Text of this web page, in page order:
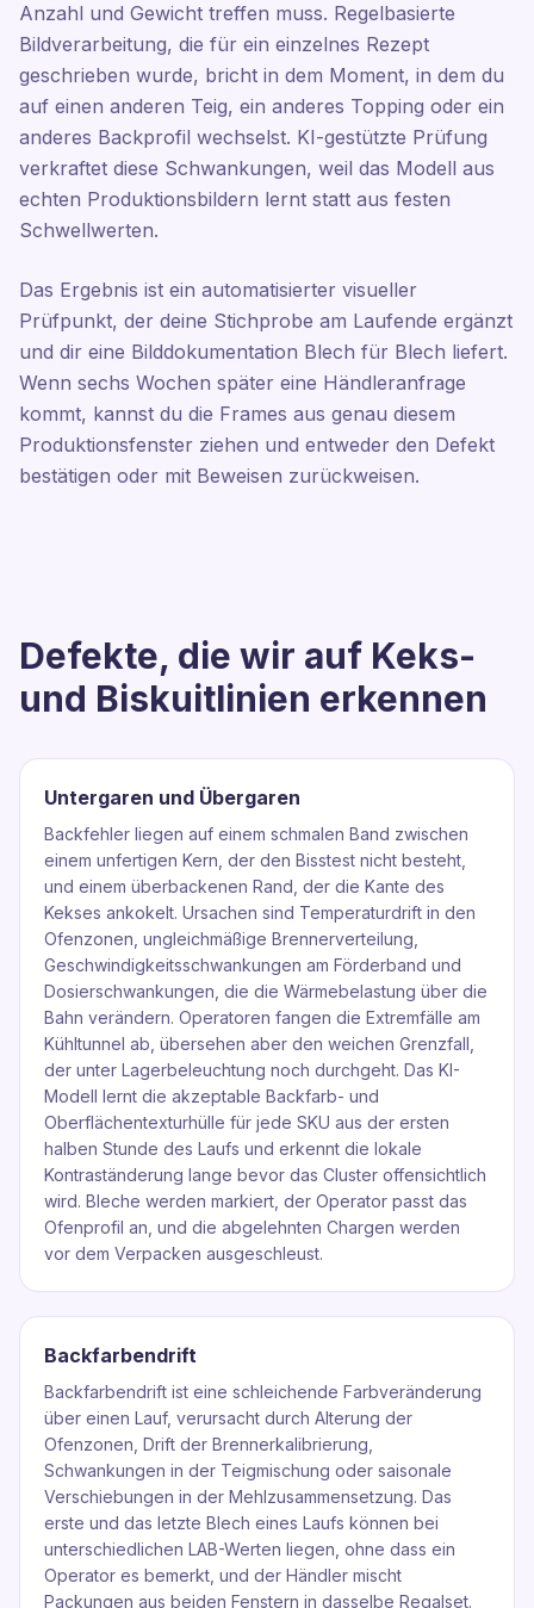
Anzahl und Gewicht treffen muss. Regelbasierte
Bildverarbeitung, die für ein einzelnes Rezept
geschrieben wurde, bricht in dem Moment, in dem du
auf einen anderen Teig, ein anderes Topping oder ein
anderes Backprofil wechselst. KI-gestützte Prüfung
verkraftet diese Schwankungen, weil das Modell aus
echten Produktionsbildern lernt statt aus festen
Schwellwerten.
Das Ergebnis ist ein automatisierter visueller
Prüfpunkt, der deine Stichprobe am Laufende ergänzt
und dir eine Bilddokumentation Blech für Blech liefert.
Wenn sechs Wochen später eine Händleranfrage
kommt, kannst du die Frames aus genau diesem
Produktionsfenster ziehen und entweder den Defekt
bestätigen oder mit Beweisen zurückweisen.
Defekte, die wir auf Keks-
und Biskuitlinien erkennen
Untergaren und Übergaren
Backfehler liegen auf einem schmalen Band zwischen
einem unfertigen Kern, der den Bisstest nicht besteht,
und einem überbackenen Rand, der die Kante des
Kekses ankokelt. Ursachen sind Temperaturdrift in den
Ofenzonen, ungleichmäßige Brennerverteilung,
Geschwindigkeitsschwankungen am Förderband und
Dosierschwankungen, die die Wärmebelastung über die
Bahn verändern. Operatoren fangen die Extremfälle am
Kühltunnel ab, übersehen aber den weichen Grenzfall,
der unter Lagerbeleuchtung noch durchgeht. Das KI-
Modell lernt die akzeptable Backfarb- und
Oberflächentexturhülle für jede SKU aus der ersten
halben Stunde des Laufs und erkennt die lokale
Kontraständerung lange bevor das Cluster offensichtlich
wird. Bleche werden markiert, der Operator passt das
Ofenprofil an, und die abgelehnten Chargen werden
vor dem Verpacken ausgeschleust.
Backfarbendrift
Backfarbendrift ist eine schleichende Farbveränderung
über einen Lauf, verursacht durch Alterung der
Ofenzonen, Drift der Brennerkalibrierung,
Schwankungen in der Teigmischung oder saisonale
Verschiebungen in der Mehlzusammensetzung. Das
erste und das letzte Blech eines Laufs können bei
unterschiedlichen LAB-Werten liegen, ohne dass ein
Operator es bemerkt, und der Händler mischt
Packungen aus beiden Fenstern in dasselbe Regalset.